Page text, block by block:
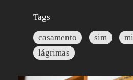
Tags
casamento sim
lágrimas